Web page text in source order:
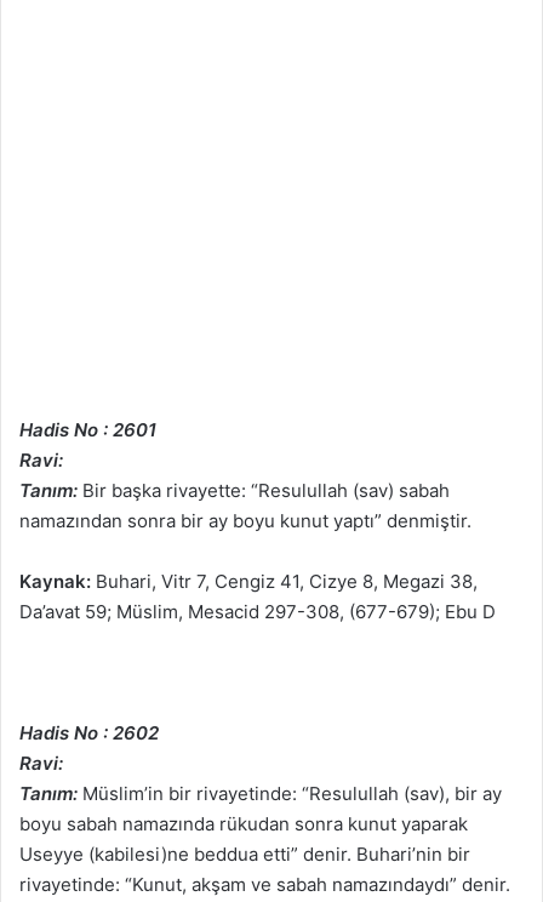
Hadis No : 2601
Ravi:
Tanım: Bir başka rivayette: “Resulullah (sav) sabah
namazından sonra bir ay boyu kunut yaptı” denmiştir.
Kaynak: Buhari, Vitr 7, Cengiz 41, Cizye 8, Megazi 38,
Da’avat 59; Müslim, Mesacid 297-308, (677-679); Ebu D
Hadis No : 2602
Ravi:
Tanım: Müslim’in bir rivayetinde: “Resulullah (sav), bir ay
boyu sabah namazında rükudan sonra kunut yaparak
Useyye (kabilesi)ne beddua etti” denir. Buhari’nin bir
rivayetinde: “Kunut, akşam ve sabah namazındaydı” denir.